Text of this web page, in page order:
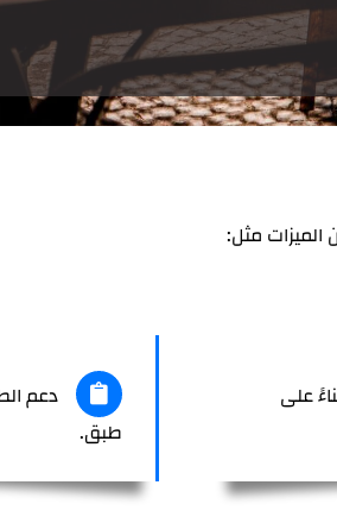
الميزات مثل:
على
دعم
طبق.